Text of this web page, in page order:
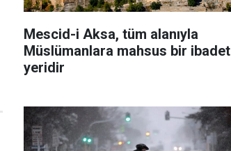
Mescid-i Aksa, tüm alanıyla
Müslümanlara mahsus bir ibadet
yeridir